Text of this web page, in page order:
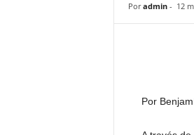
l
Por admin- 12
Por